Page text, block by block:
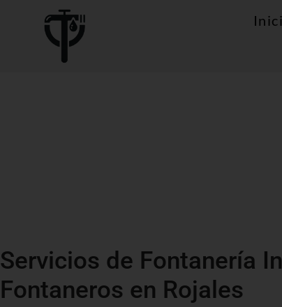
Servicios de Fontanería
Fontaneros en Rojales